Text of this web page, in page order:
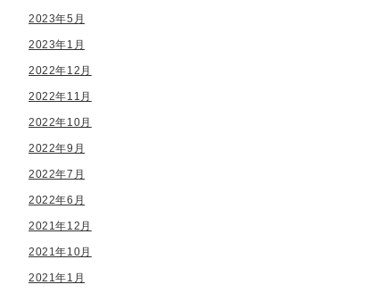
2023年5月
2023年1月
2022年12月
2022年11月
2022年10月
2022年9月
2022年7月
2022年6月
2021年12月
2021年10月
2021年1月